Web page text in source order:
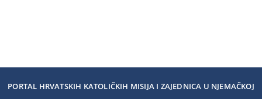
PORTAL HRVATSKIH KATOLIČKIH MISIJA I ZAJEDNICA U NJEMAČKOJ